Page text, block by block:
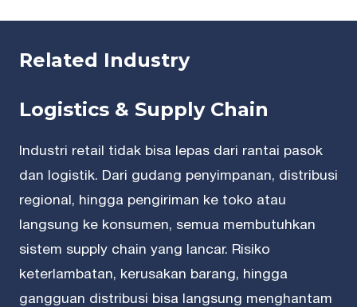
Related Industry
Logistics & Supply Chain
Industri retail tidak bisa lepas dari rantai pasok
dan logistik. Dari gudang penyimpanan, distribusi
regional, hingga pengiriman ke toko atau
langsung ke konsumen, semua membutuhkan
sistem supply chain yang lancar. Risiko
keterlambatan, kerusakan barang, hingga
gangguan distribusi bisa langsung menghantam